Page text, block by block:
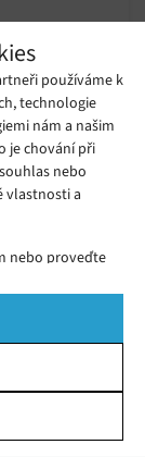
používáme k
technologie
nám a našim
je chování při
nebo
vlastnosti a
nebo proveďte
pouze na tomto
na tlačítko
Porozumění
(FTC)
N95,
vážně –
Project
roce